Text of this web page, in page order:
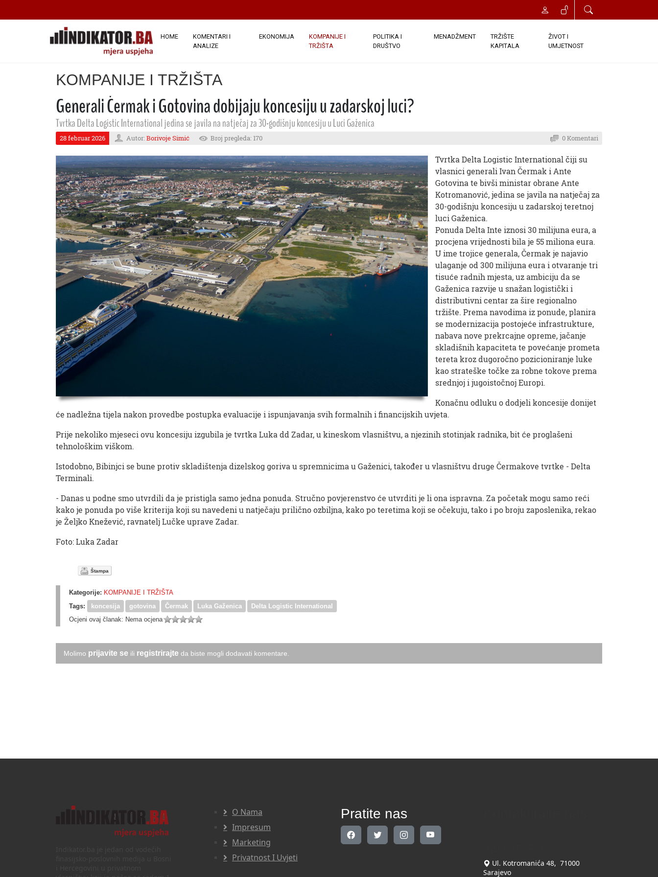
HOME
KOMENTARI I
ANALIZE
EKONOMIJA
KOMPANIJE I
TRŽIŠTA
POLITIKA I
DRUŠTVO
MENADŽMENT
TRŽIŠTE
KAPITALA
ŽIVOT I
UMJETNOST
KOMPANIJE I TRŽIŠTA
Generali Čermak i Gotovina dobijaju koncesiju u zadarskoj luci?
Tvrtka Delta Logistic International jedina se javila na natječaj za 30-godišnju koncesiju u Luci Gaženica
28 februar 2026 Autor: Borivoje Simić Broj pregleda: 170 0 Komentari
Tvrtka Delta Logistic International čiji su
vlasnici generali Ivan Čermak i Ante
Gotovina te bivši ministar obrane Ante
Kotromanović, jedina se javila na natječaj za
30-godišnju koncesiju u zadarskoj teretnoj
luci Gaženica.
Ponuda Delta Inte iznosi 30 milijuna eura, a
procjena vrijednosti bila je 55 miliona eura.
U ime trojice generala, Čermak je najavio
ulaganje od 300 milijuna eura i otvaranje tri
tisuće radnih mjesta, uz ambiciju da se
Gaženica razvije u snažan logistički i
distributivni centar za šire regionalno
tržište. Prema navodima iz ponude, planira
se modernizacija postojeće infrastrukture,
nabava nove prekrcajne opreme, jačanje
skladišnih kapaciteta te povećanje prometa
tereta kroz dugoročno pozicioniranje luke
kao strateške točke za robne tokove prema
srednjoj i jugoistočnoj Europi.
Konačnu odluku o dodjeli koncesije donijet
će nadležna tijela nakon provedbe postupka evaluacije i ispunjavanja svih formalnih i financijskih uvjeta.
Prije nekoliko mjeseci ovu koncesiju izgubila je tvrtka Luka dd Zadar, u kineskom vlasništvu, a njezinih stotinjak radnika, bit će proglašeni
tehnološkim viškom.
Istodobno, Bibinjci se bune protiv skladištenja dizelskog goriva u spremnicima u Gaženici, također u vlasništvu druge Čermakove tvrtke - Delta
Terminali.
- Danas u podne smo utvrdili da je pristigla samo jedna ponuda. Stručno povjerenstvo će utvrditi je li ona ispravna. Za početak mogu samo reći
kako je ponuda po više kriterija koji su navedeni u natječaju prilično ozbiljna, kako po teretima koji se očekuju, tako i po broju zaposlenika, rekao
je Željko Knežević, ravnatelj Lučke uprave Zadar.
Foto: Luka Zadar
Štampa
Kategorije: KOMPANIJE I TRŽIŠTA
Tags:
koncesija gotovina Čermak Luka Gaženica
Delta Logistic International
Ocjeni ovaj članak: Nema ocjena
Molimo prijavite se ili registrirajte da biste mogli dodavati komentare.
O Nama
Impresum
Marketing
Privatnost I Uvjeti
Pratite nas
Ul. Kotromanića 48, 71000
Sarajevo